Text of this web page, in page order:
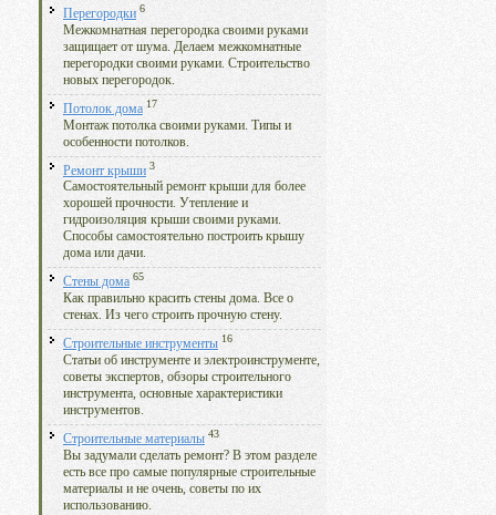
Перегородки 6
Межкомнатная перегородка своими руками
защищает от шума. Делаем межкомнатные
перегородки своими руками. Строительство
новых перегородок.
Потолок дома 17
Монтаж потолка своими руками. Типы и
особенности потолков.
Ремонт крыши 3
Самостоятельный ремонт крыши для более
хорошей прочности. Утепление и
гидроизоляция крыши своими руками.
Способы самостоятельно построить крышу
дома или дачи.
Стены дома 65
Как правильно красить стены дома. Все о
стенах. Из чего строить прочную стену.
Строительные инструменты 16
Статьи об инструменте и электроинструменте,
советы экспертов, обзоры строительного
инструмента, основные характеристики
инструментов.
Строительные материалы 43
Вы задумали сделать ремонт? В этом разделе
есть все про самые популярные строительные
материалы и не очень, советы по их
использованию.